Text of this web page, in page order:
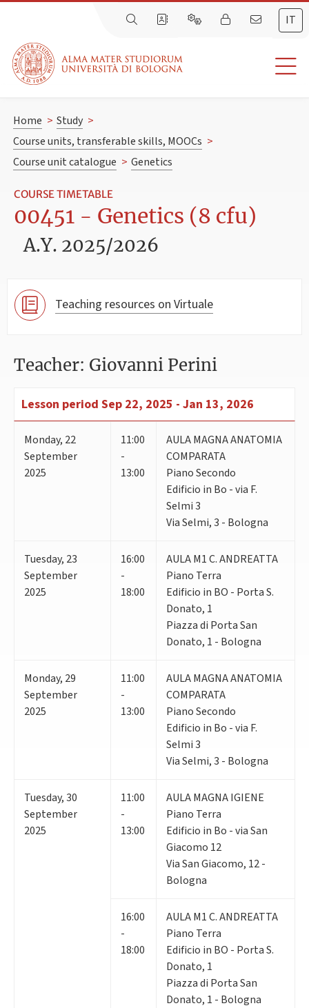
IT
Home > Study >
Course units, transferable skills, MOOCs >
Course unit catalogue > Genetics
COURSE TIMETABLE
00451 - Genetics (8 cfu)
A.Y. 2025/2026
Teaching resources on Virtuale
Teacher: Giovanni Perini
Lesson period Sep 22, 2025 - Jan 13, 2026
Monday, 22
September
2025
11:00
-
13:00
AULA MAGNA ANATOMIA
COMPARATA
Piano Secondo
Edificio in Bo - via F.
Selmi 3
Via Selmi, 3 - Bologna
Tuesday, 23
September
2025
16:00
-
18:00
AULA M1 C. ANDREATTA
Piano Terra
Edificio in BO - Porta S.
Donato, 1
Piazza di Porta San
Donato, 1 - Bologna
Monday, 29
September
2025
11:00
-
13:00
AULA MAGNA ANATOMIA
COMPARATA
Piano Secondo
Edificio in Bo - via F.
Selmi 3
Via Selmi, 3 - Bologna
Tuesday,30
September
2025
11:00
-
13:00
AULA MAGNA IGIENE
Piano Terra
Edificio in Bo - via San
Giacomo 12
Via San Giacomo, 12 -
Bologna
16:00
-
18:00
AULA M1 C. ANDREATTA
Piano Terra
Edificio in BO - Porta S.
Donato, 1
Piazza di Porta San
Donato, 1 - Bologna